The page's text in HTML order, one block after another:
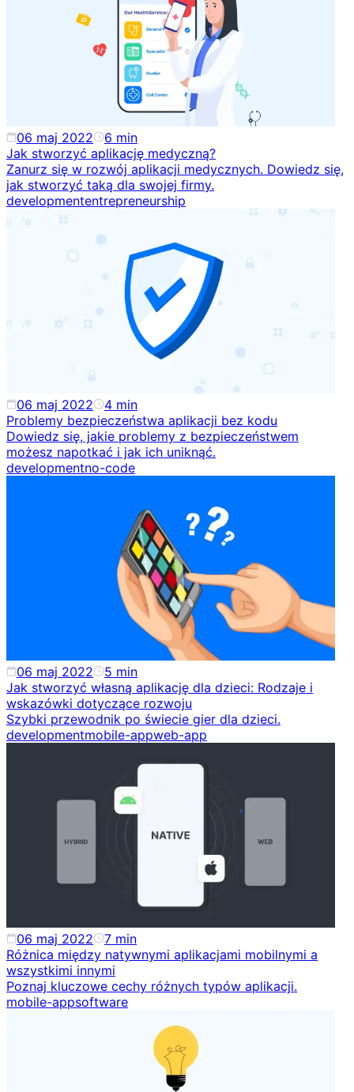
06 maj 2022 6 min
Jak stworzyć aplikację medyczną?
Zanurz się w rozwój aplikacji medycznych. Dowiedz się,
jak stworzyć taką dla swojej firmy.
developmententrepreneurship
06 maj 2022 4 min
Problemy bezpieczeństwa aplikacji bez kodu
Dowiedz się, jakie problemy z bezpieczeństwem
możesz napotkać i jak ich uniknąć.
developmentno-code
06 maj 2022 5 min
Jak stworzyć własną aplikację dla dzieci: Rodzaje i
wskazówki dotyczące rozwoju
Szybki przewodnik po świecie gier dla dzieci.
developmentmobile-appweb-app
06 maj 2022 7 min
Różnica między natywnymi aplikacjami mobilnymi a
wszystkimi innymi
Poznaj kluczowe cechy różnych typów aplikacji.
mobile-appsoftware